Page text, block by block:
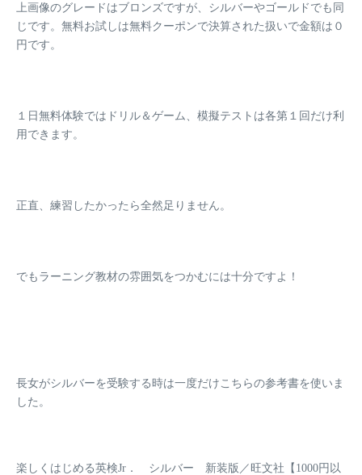
上画像のグレードはブロンズですが、シルバーやゴールドでも同
じです。無料お試しは無料クーポンで決算された扱いで金額は０
円です。
１日無料体験ではドリル＆ゲーム、模擬テストは各第１回だけ利
用できます。
正直、練習したかったら全然足りません。
でもラーニング教材の雰囲気をつかむには十分ですよ！
長女がシルバーを受験する時は一度だけこちらの参考書を使いま
した。
楽しくはじめる英検Jr． シルバー 新装版／旺文社【1000円以